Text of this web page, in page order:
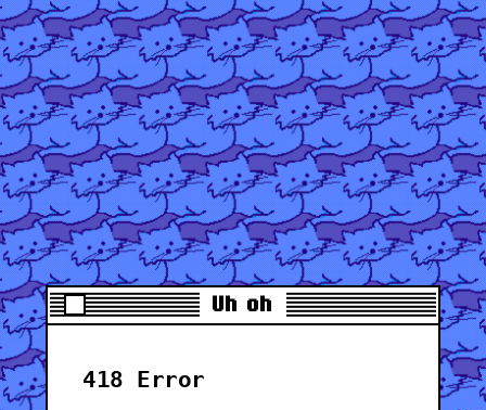
Uh oh
418 Error